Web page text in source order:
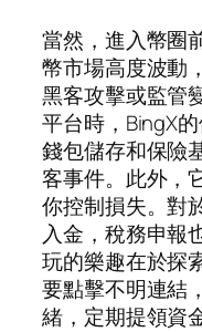
當然，進入幣圈
幣市場高度波動
黑客攻擊或監管
平台時，BingX
錢包儲存和保險
客事件。此外，
你控制損失。對
入金，稅務申報
玩的樂趣在於探
要點擊不明連結
緒，定期提領資